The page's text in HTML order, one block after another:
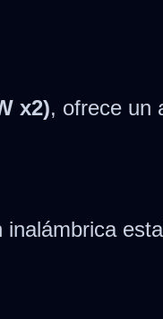
x2), ofrece un